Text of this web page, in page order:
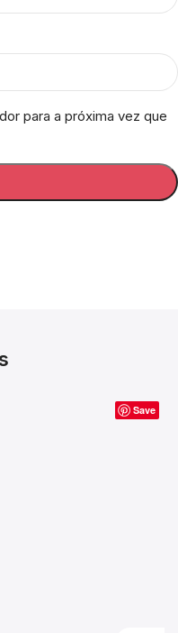
para a próxima vez que
Save